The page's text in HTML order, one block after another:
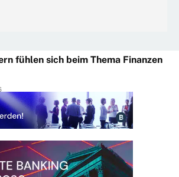
fühlen sich beim Thema Finanzen